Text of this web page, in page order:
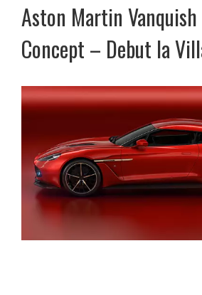
Aston Martin
Concept – Debut la